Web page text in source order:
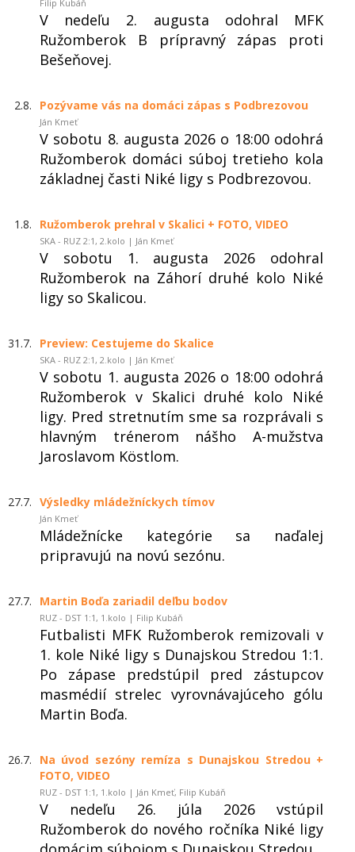
Filip Kubáň
V nedeľu 2. augusta odohral MFK
Ružomberok B prípravný zápas proti
Bešeňovej.
2.8. Pozývame vás na domáci zápas s Podbrezovou
Ján Kmeť
V sobotu 8. augusta 2026 o 18:00 odohrá
Ružomberok domáci súboj tretieho kola
základnej časti Niké ligy s Podbrezovou.
1.8. Ružomberok prehral v Skalici + FOTO, VIDEO
SKA - RUZ 2:1, 2.kolo | Ján Kmeť
V sobotu 1. augusta 2026 odohral
Ružomberok na Záhorí druhé kolo Niké
ligy so Skalicou.
31.7. Preview: Cestujeme do Skalice
SKA - RUZ 2:1, 2.kolo | Ján Kmeť
V sobotu 1. augusta 2026 o 18:00 odohrá
Ružomberok v Skalici druhé kolo Niké
ligy. Pred stretnutím sme sa rozprávali s
hlavným trénerom nášho A-mužstva
Jaroslavom Köstlom.
27.7. Výsledky mládežníckych tímov
Ján Kmeť
Mládežnícke kategórie sa naďalej
pripravujú na novú sezónu.
27.7. Martin Boďa zariadil deľbu bodov
RUZ - DST 1:1, 1.kolo | Filip Kubáň
Futbalisti MFK Ružomberok remizovali v
1. kole Niké ligy s Dunajskou Stredou 1:1.
Po zápase predstúpil pred zástupcov
masmédií strelec vyrovnávajúceho gólu
Martin Boďa.
26.7.
Na úvod sezóny remíza s Dunajskou Stredou +
FOTO, VIDEO
RUZ - DST 1:1, 1.kolo | Ján Kmeť, Filip Kubáň
V nedeľu 26. júla 2026 vstúpil
Ružomberok do nového ročníka Niké ligy